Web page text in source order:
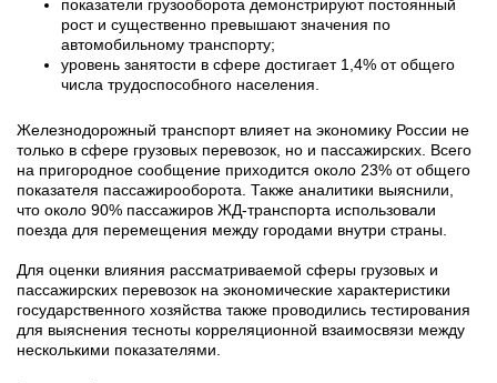
показатели грузооборота демонстрируют постоянный
рост и существенно превышают значения по
автомобильному транспорту;
уровень занятости в сфере достигает 1,4% от общего
числа трудоспособного населения.
Железнодорожный транспорт влияет на экономику России не
только в сфере грузовых перевозок, но и пассажирских. Всего
на пригородное сообщение приходится около 23% от общего
показателя пассажирооборота. Также аналитики выяснили,
что около 90% пассажиров ЖД-транспорта использовали
поезда для перемещения между городами внутри страны.
Для оценки влияния рассматриваемой сферы грузовых и
пассажирских перевозок на экономические характеристики
государственного хозяйства также проводились тестирования
для выяснения тесноты корреляционной взаимосвязи между
несколькими показателями.